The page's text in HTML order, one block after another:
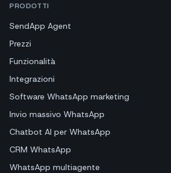
PRODOTTI
SendApp Agent
Prezzi
Funzionalità
Integrazioni
Software WhatsApp marketing
Invio massivo WhatsApp
Chatbot AI per WhatsApp
CRM WhatsApp
WhatsApp multiagente